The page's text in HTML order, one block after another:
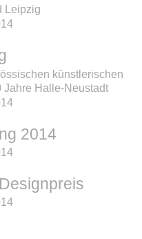
Leipzig
künstlerischen
Jahre Halle-Neustadt
2014